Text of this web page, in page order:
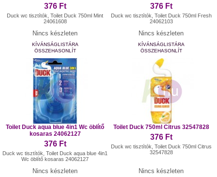
376 Ft
Duck wc tisztítók, Toilet Duck 750ml Mint
24061608
Nincs készleten
KÍVÁNSÁGLISTÁRA
ÖSSZEHASONLÍT
376 Ft
Duck wc tisztítók, Toilet Duck 750ml Fresh
24062103
Nincs készleten
KÍVÁNSÁGLISTÁRA
ÖSSZEHASONLÍT
Toilet Duck aqua blue 4in1 Wc öblítő
kosaras 24062127
376 Ft
Duck wc tisztítók, Toilet Duck aqua blue 4in1
Wc öblítő kosaras 24062127
Nincs készleten
Toilet Duck 750ml Citrus 32547828
376 Ft
Duck wc tisztítók, Toilet Duck 750ml Citrus
32547828
Nincs készleten